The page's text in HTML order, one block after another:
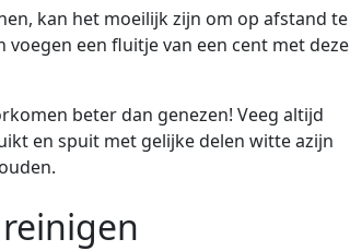
kan het moeilijk zijn om op afstand te
voegen een fluitje van een cent met deze
beter dan genezen! Veeg altijd
en spuit met gelijke delen witte azijn